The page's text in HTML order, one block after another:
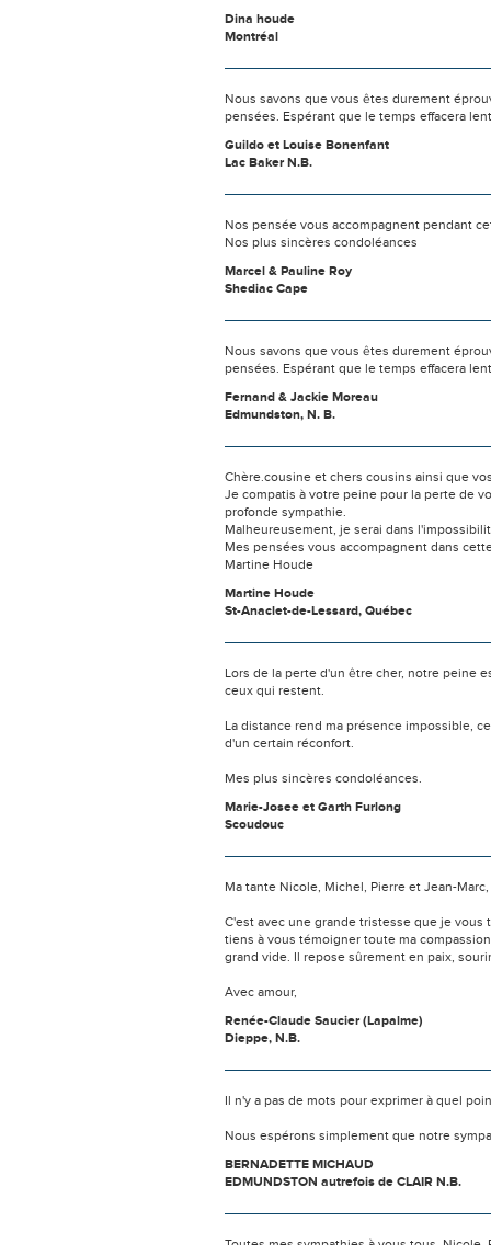
Dina houde
Montréal
Nous savons que vous êtes durement
pensées. Espérant que le temps effacera
Guildo et Louise Bonenfant
Lac Baker N.B.
Nos pensée vous accompagnent pendant
Nos plus sincères condoléances
Marcel & Pauline Roy
Shediac Cape
Nous savons que vous êtes durement
pensées. Espérant que le temps effacera
Fernand & Jackie Moreau
Edmundston, N. B.
Chère.cousine et chers cousins ainsi que
Je compatis à votre peine pour la perte de
profonde sympathie.
Malheureusement, je serai dans
Mes pensées vous accompagnent dans
Martine Houde
Martine Houde
St-Anaclet-de-Lessard, Québec
Lors de la perte d'un être cher, notre peine
ceux qui restent.
La distance rend ma présence impossible,
d'un certain réconfort.
Mes plus sincères condoléances.
Marie-Josee et Garth Furlong
Scoudouc
Ma tante Nicole, Michel, Pierre et Jean-Marc,
C'est avec une grande tristesse que je
tiens à vous témoigner toute ma
grand vide. Il repose sûrement en paix,
Avec amour,
Renée-Claude Saucier (Lapalme)
Dieppe, N.B.
Il n'y a pas de mots pour exprimer à quel
Nous espérons simplement que notre
BERNADETTE MICHAUD
EDMUNDSTON autrefois de CLAIR N.B.